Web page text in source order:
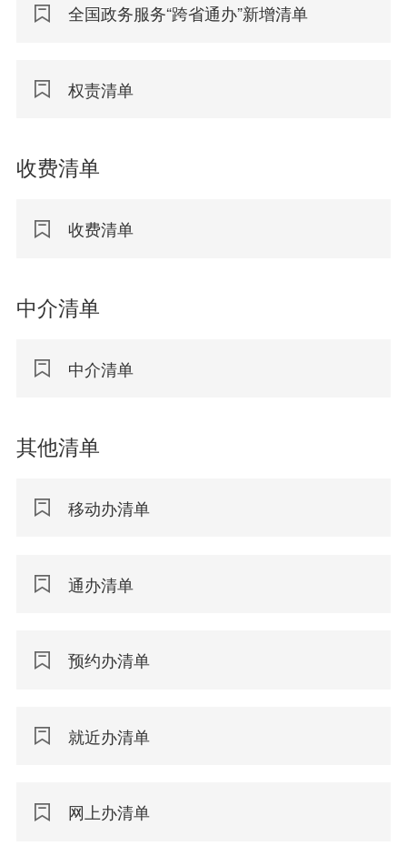
全国政务服务“跨省通办”新增清单
权责清单
收费清单
收费清单
中介清单
中介清单
其他清单
移动办清单
通办清单
预约办清单
就近办清单
网上办清单